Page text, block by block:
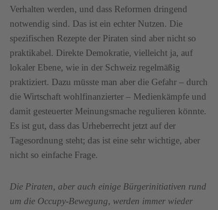
Verhalten werden, und dass Reformen dringend
notwendig sind. Das ist ein echter Nutzen. Die
spezifischen Rezepte der Piraten sind aber nicht so
praktikabel. Direkte Demokratie, vielleicht ja, auf
lokaler Ebene, wie in der Schweiz regelmäßig
praktiziert. Dazu müsste man aber die Gefahr – durch
die Wirtschaft wohlfinanzierter – Medienkämpfe und
damit gesteuerter Meinungsmache regulieren könnte.
Es ist gut, dass das Urheberrecht jetzt auf der
Tagesordnung steht; das ist eine sehr wichtige, aber
nicht so einfache Frage.
Die Piraten, aber auch einige Bürgerinitiativen rund
um die Occupy-Bewegung, werden immer wieder